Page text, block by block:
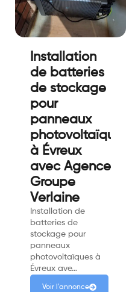
Installation
de batteries
de stockage
pour
panneaux
photovoltaïques
à Évreux
avec Agence
Groupe
Verlaine
Installation de
batteries de
stockage pour
panneaux
photovoltaïques à
Évreux ave…
Voir l'annonce